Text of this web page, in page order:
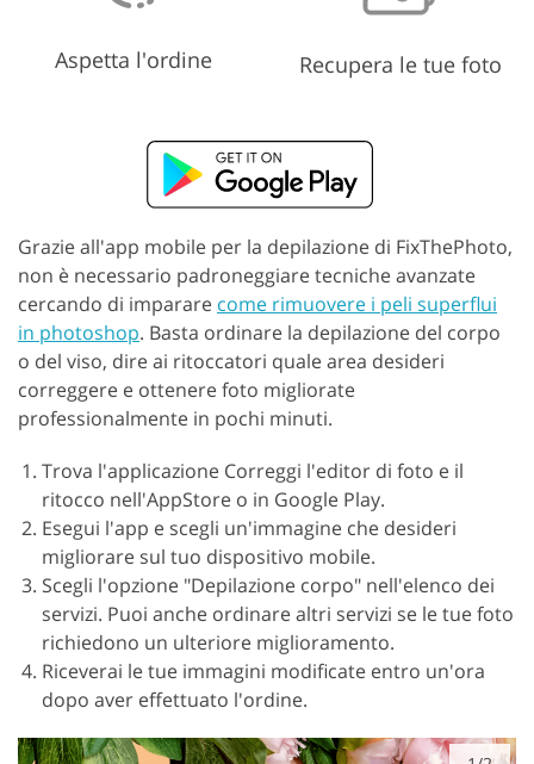
Aspetta l'ordine Recupera le tue foto
Grazie all'app mobile per la depilazione di FixThePhoto,
non è necessario padroneggiare tecniche avanzate
cercando di imparare come rimuovere i peli superflui
in photoshop. Basta ordinare la depilazione del corpo
o del viso, dire ai ritoccatori quale area desideri
correggere e ottenere foto migliorate
professionalmente in pochi minuti.
Trova l'applicazione Correggi l'editor di foto e il
ritocco nell'AppStore o in Google Play.
Esegui l'app e scegli un'immagine che desideri
migliorare sul tuo dispositivo mobile.
Scegli l'opzione "Depilazione corpo" nell'elenco dei
servizi. Puoi anche ordinare altri servizi se le tue foto
richiedono un ulteriore miglioramento.
Riceverai le tue immagini modificate entro un'ora
dopo aver effettuato l'ordine.